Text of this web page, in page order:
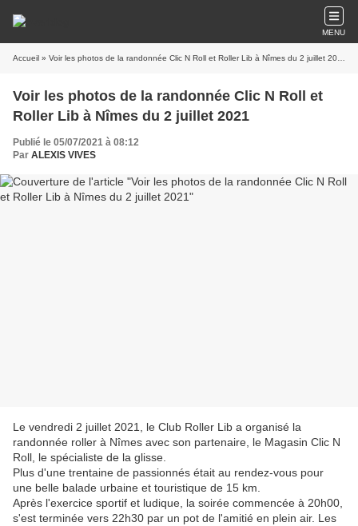
MENU
Accueil » Voir les photos de la randonnée Clic N Roll et Roller Lib à Nîmes du 2 juillet 2021
Voir les photos de la randonnée Clic N Roll et
Roller Lib à Nîmes du 2 juillet 2021
Publié le 05/07/2021 à 08:12
Par ALEXIS VIVES
Le vendredi 2 juillet 2021, le Club Roller Lib a organisé la
randonnée roller à Nîmes avec son partenaire, le Magasin Clic N
Roll, le spécialiste de la glisse.
Plus d'une trentaine de passionnés était au rendez-vous pour
une belle balade urbaine et touristique de 15 km.
Après l'exercice sportif et ludique, la soirée commencée à 20h00,
s'est terminée vers 22h30 par un pot de l'amitié en plein air. Les